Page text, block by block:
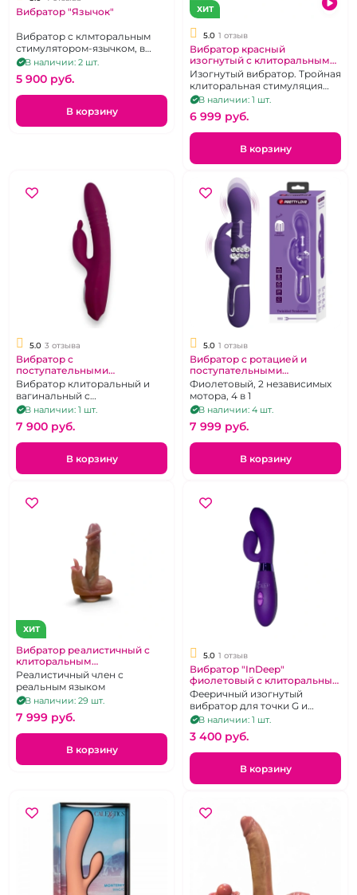
Вибратор "Язычок"
Вибратор с клмторальным
стимулятором-язычком, в
ассортименте
В наличии: 2 шт.
5 900 pуб.
В корзину
ХИТ
5.0 1 отзыв
Вибратор красный
изогнутый с клиторальным
стимулятором тройным
язычком
Изогнутый вибратор. Тройная
клиторальная стимуляция
язычком. Вагинальная
стимуляция фрикциями и
вибрацией.
В наличии: 1 шт.
6 999 pуб.
В корзину
5.0 3 отзыва
Вибратор с
поступательными
движениями и
клиторальным
стимулятором в
ассортименте
Вибратор клиторальный и
вагинальный с
поступательными
движениями
В наличии: 1 шт.
7 900 pуб.
В корзину
5.0 1 отзыв
Вибратор с ротацией и
поступательными
движениями Twinkled Pretty
Love
Фиолетовый, 2 независимых
мотора, 4 в 1
В наличии: 4 шт.
7 999 pуб.
В корзину
ХИТ
Вибратор реалистичный с
клиторальным
стимулятором длинным
язычком
Реалистичный член с
реальным языком
В наличии: 29 шт.
7 999 pуб.
В корзину
5.0 1 отзыв
Вибратор "InDeep"
фиолетовый с клиторальным
стимулятором
Фееричный изогнутый
вибратор для точки G и
клитеральной стимуляцией
В наличии: 1 шт.
3 400 pуб.
В корзину